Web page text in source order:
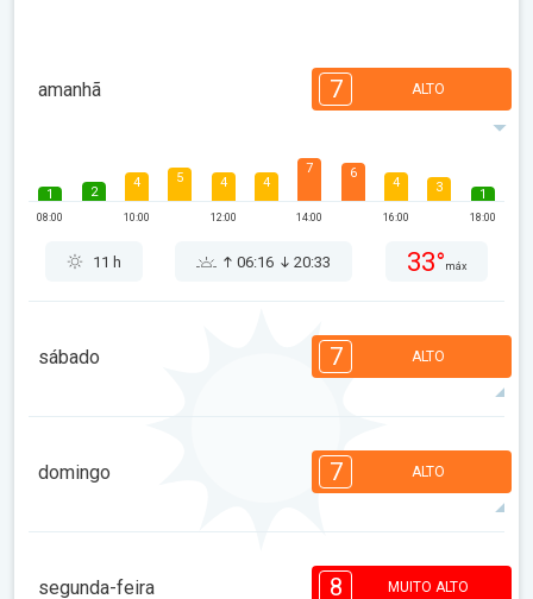
amanhã 7 ALTO
1
08:00
2
4
10:00
5 4
12:00
4
7
14:00
6
4
16:00
3 1
18:00
11 h 06:16 20:33 33° máx
sábado 7 ALTO
1
14:00
4
11 h 06:17 20:32 33°máx
domingo 7 ALTO
1
4
segunda-feira 8 MUITO ALTO